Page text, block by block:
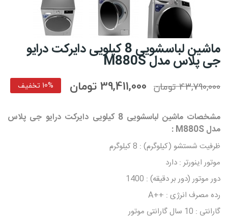
ماشین لباسشویی 8 کیلویی دایرکت درایو
جی پلاس مدل M880S
43,790,000 تومان 39,411,000 تومان 10% تخفیف
مشخصات ماشین لباسشویی 8 کیلویی دایرکت درایو جی پلاس
مدل M880S :
ظرفیت شستشو (کیلوگرم) : 8 کیلوگرم
موتور اینورتر : دارد
دور موتور (دور بر دقیقه) : 1400
رده مصرف انرژی : ++A
گارانتی : 10 سال گارانتی موتور